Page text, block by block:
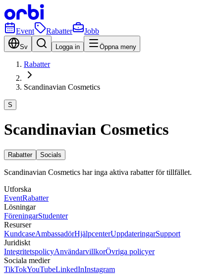
Event Rabatter Jobb
Sv Logga in Öppna meny
Rabatter
Scandinavian Cosmetics
S
Scandinavian Cosmetics
Rabatter Socials
Scandinavian Cosmetics har inga aktiva rabatter för tillfället.
Utforska
EventRabatter
Lösningar
FöreningarStudenter
Resurser
KundcaseAmbassadörHjälpcenterUppdateringarSupport
Juridiskt
IntegritetspolicyAnvändarvillkorÖvriga policyer
Sociala medier
TikTokYouTubeLinkedInInstagram